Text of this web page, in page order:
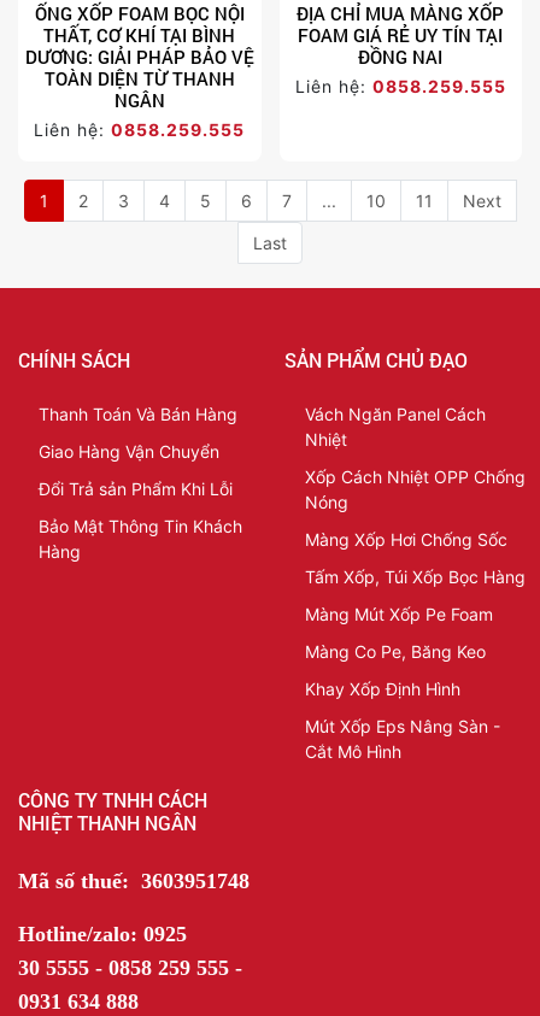
ỐNG XỐP FOAM BỌC NỘI
THẤT, CƠ KHÍ TẠI BÌNH
DƯƠNG: GIẢI PHÁP BẢO VỆ
TOÀN DIỆN TỪ THANH
NGÂN
Liên hệ:0858.259.555
ĐỊA CHỈ MUA MÀNG XỐP
FOAM GIÁ RẺ UY TÍN TẠI
ĐỒNG NAI
Liên hệ: 0858.259.555
1 2 3 4 5 6 7 ... 10 11 Next
Last
CHÍNH SÁCH
Thanh Toán Và Bán Hàng
Giao Hàng Vận Chuyển
Đổi Trả sản Phẩm Khi Lỗi
Bảo Mật Thông Tin Khách
Hàng
SẢN PHẨM CHỦ ĐẠO
Vách Ngăn Panel Cách
Nhiệt
Xốp Cách Nhiệt OPP Chống
Nóng
Màng Xốp Hơi Chống Sốc
Tấm Xốp, Túi Xốp Bọc Hàng
Màng Mút Xốp Pe Foam
Màng Co Pe, Băng Keo
Khay Xốp Định Hình
Mút Xốp Eps Nâng Sàn -
Cắt Mô Hình
CÔNG TY TNHH CÁCH
NHIỆT THANH NGÂN
Mã số thuế: 3603951748
Hotline/zalo: 0925
30 5555 - 0858 259 555 -
0931 634 888